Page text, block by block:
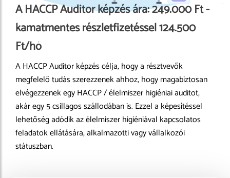
A HACCP Auditor képzés ára: 249.000 Ft -
kamatmentes részletfizetéssel 124.500
Ft/hó
A HACCP Auditor képzés célja, hogy a résztvevők
megfelelő tudás szerezzenek ahhoz, hogy magabiztosan
elvégezzenek egy HACCP / élelmiszer higiéniai auditot,
akár egy 5 csillagos szállodában is. Ezzel a képesítéssel
lehetőség adódik az élelmiszer higiéniával kapcsolatos
feladatok ellátására, alkalmazotti vagy vállalkozói
státuszban.